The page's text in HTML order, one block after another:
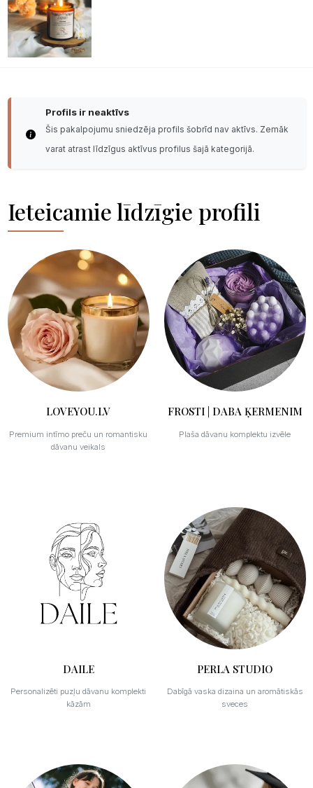
Profils ir neaktīvs
Šis pakalpojumu sniedzēja profils šobrīd nav aktīvs. Zemāk
varat atrast līdzīgus aktīvus profilus šajā kategorijā.
Ieteicamie līdzīgie profili
LOVEYOU.LV
Premium intīmo preču un romantisku
dāvanu veikals
FROSTI | DABA ĶERMENIM
Plaša dāvanu komplektu izvēle
DAILE
Personalizēti puzļu dāvanu komplekti
kāzām
PERLA STUDIO
Dabīgā vaska dizaina un aromātiskās
sveces